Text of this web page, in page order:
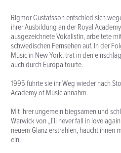
Rigmor Gustafsson entschied sich
ihrer Ausbildung an der Royal
ausgezeichnete Vokalistin, arbeitete
schwedischen Fernsehen auf. In der
Music in New York, trat in den
auch durch Europa tourte.
1995 führte sie ihr Weg wieder nach
Academy of Music annahm.
Mit ihrer ungemein biegsamen und
Warwick von „I´ll never fall in love
neuem Glanz erstrahlen, haucht
ein.